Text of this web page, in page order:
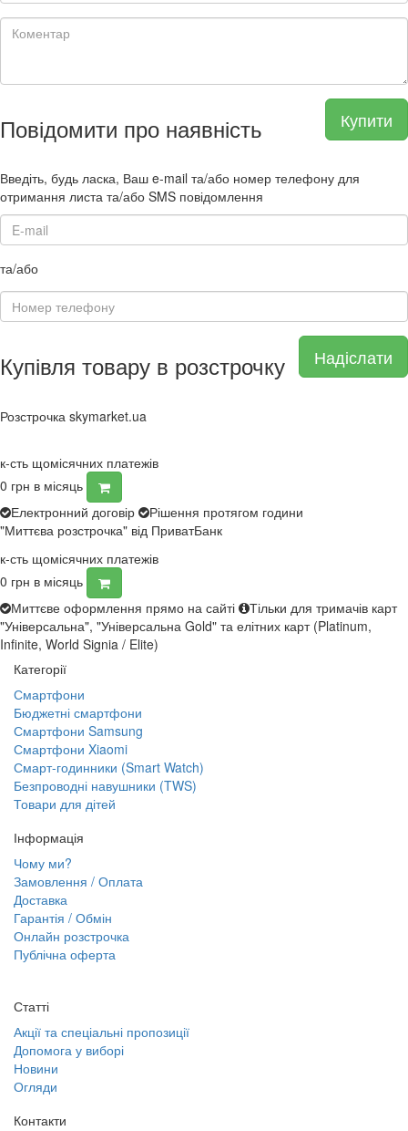
Купити
Повідомити про наявність
Введіть, будь ласка, Ваш e-mail та/або номер телефону для
отримання листа та/або SMS повідомлення
та/або
Надіслати
Купівля товару в розстрочку
Розстрочка skymarket.ua
к-сть щомісячних платежів
0 грн в місяць
Електронний договір
Рішення протягом години
"Миттєва розстрочка" від ПриватБанк
к-сть щомісячних платежів
0 грн в місяць
Миттєве оформлення прямо на сайті
Тільки для тримачів карт
"Універсальна", "Універсальна Gold" та елітних карт (Platinum,
Infinite, World Signia / Elite)
Категорії
Смартфони
Бюджетні смартфони
Смартфони Samsung
Смартфони Xiaomi
Смарт-годинники (Smart Watch)
Безпроводні навушники (TWS)
Товари для дітей
Інформація
Чому ми?
Замовлення / Оплата
Доставка
Гарантія / Обмін
Онлайн розстрочка
Публічна оферта
Статті
Акції та спеціальні пропозиції
Допомога у виборі
Новини
Огляди
Контакти